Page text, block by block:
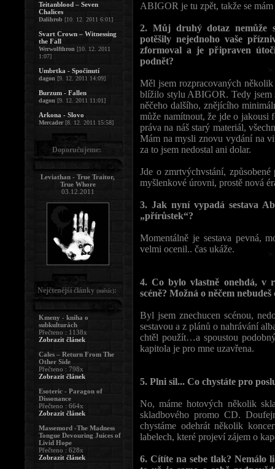
ABIGOR je tu zpět, takže se
2. Můj druhý dotaz nemůže
potěšily nejednoho vaše
zformoval a je připraven
podnět?
Měl jsem rozpracovaných
blížilo stylu ABIGOR. Tedy jsem
něčeho dalšího, znějícího
může namítnout, že jde o jakousi
práva na náš starý materiál,
Mám na mysli znovu vydání na
za to jsem nedostal ani dolar.
Jde o zmrtvýchvstání,
myšlenkové úrovni, prostě nová
3. Jak nyní vypadá sestava
„přírůstek“?
Momentálně je sestava pevná,
velmi ocenil.. čas ukáže.
4. Co bylo vlastně onehdá, v
scéně? Možná o něčem
Byl jsem znechucen scénou,
sestavou a z plánů o nahrávání
chtěl použít…a spoustou
kapitola je pro mne uzavřena.
5. Plni sil... Co chystáte pro
No, máme hotových několik
skladbového promo CD.
chystáme odehrát několik
labelech, které projeví zájem o
6. Cítíte na sebe tlak? Nemálo
Teitanblood – Seven
Chalices
Dalihrob [10. 12. 2011 6:01]
Svart Crown – Witnessing
the Fall
Werwolfthron [10. 12. 2011
1:07]
Umbrtka - Spočinutí
dagon [9. 12. 2011 14:09]
Burzum - Fallen
dagon [9. 12. 2011 11:01]
Arkona - Slovo
Mercader[8. 12. 2011 15:58]
Doporučujeme:
Leviathan - True Traitor,
True Whore
03.12.2011
Nejčtenější články (měsíc):
Kmeny - kniha o
subkulturách
Přečteno : 1138x
Zobrazit článek
Cales – Return From The
Other Side
Přečteno : 798x
Zobrazit článek
Esoteric - Paragon of
Dissonance
Přečteno : 664x
Zobrazit článek
Massemord -The Madness
Tongue Devouring Juices of
Livid Hope
Přečteno : 628x
Zobrazit článek